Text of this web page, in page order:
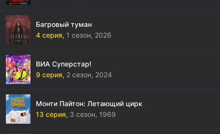
Багровый туман
4 серия, 1 сезон, 2026
ВИА Суперстар!
9 серия, 2 сезон, 2024
Монти Пайтон: Летающий цирк
13 серия, 3 сезон, 1969